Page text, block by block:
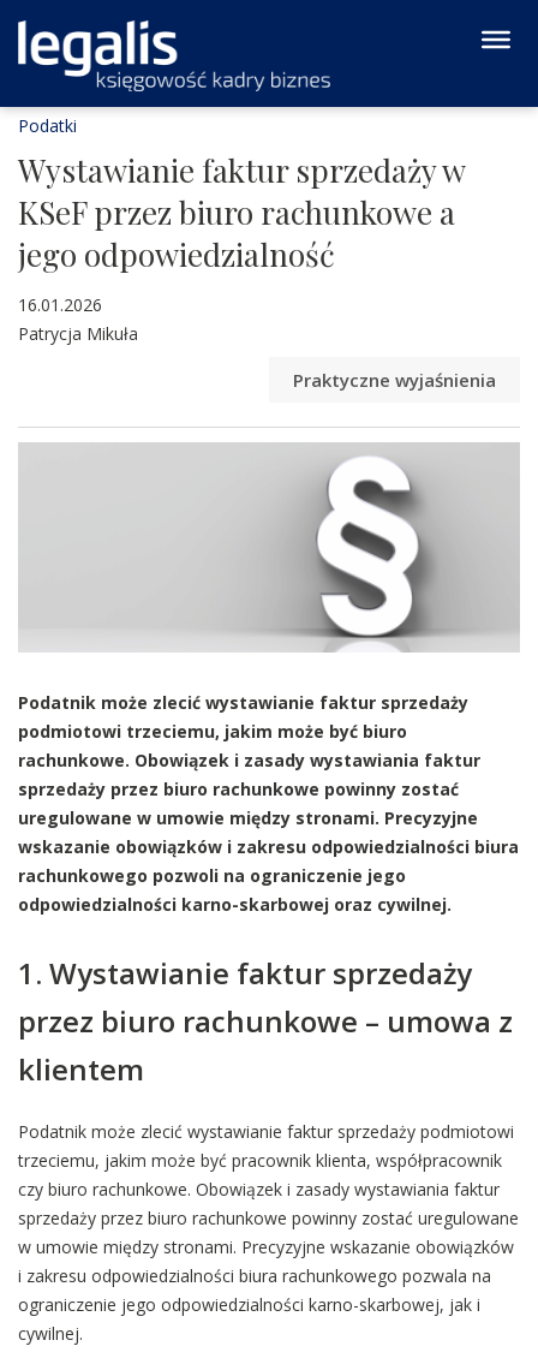
Podatki
Wystawianie faktur sprzedaży w
KSeF przez biuro rachunkowe a
jego odpowiedzialność
16.01.2026
Patrycja Mikuła
Praktyczne wyjaśnienia
Podatnik może zlecić wystawianie faktur sprzedaży
podmiotowi trzeciemu, jakim może być biuro
rachunkowe. Obowiązek i zasady wystawiania faktur
sprzedaży przez biuro rachunkowe powinny zostać
uregulowane w umowie między stronami. Precyzyjne
wskazanie obowiązków i zakresu odpowiedzialności biura
rachunkowego pozwoli na ograniczenie jego
odpowiedzialności karno-skarbowej oraz cywilnej.
1. Wystawianie faktur sprzedaży
przez biuro rachunkowe – umowa z
klientem
Podatnik może zlecić wystawianie faktur sprzedaży podmiotowi
trzeciemu, jakim może być pracownik klienta, współpracownik
czy biuro rachunkowe. Obowiązek i zasady wystawiania faktur
sprzedaży przez biuro rachunkowe powinny zostać uregulowane
w umowie między stronami. Precyzyjne wskazanie obowiązków
i zakresu odpowiedzialności biura rachunkowego pozwala na
ograniczenie jego odpowiedzialności karno-skarbowej, jak i
cywilnej.